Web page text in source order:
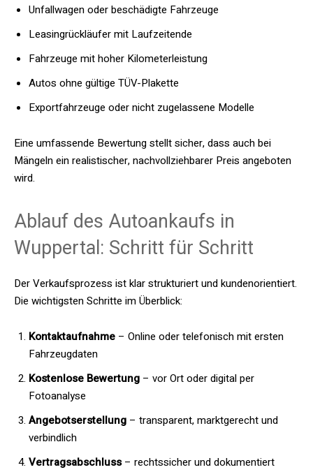
Unfallwagen oder beschädigte Fahrzeuge
Leasingrückläufer mit Laufzeitende
Fahrzeuge mit hoher Kilometerleistung
Autos ohne gültige TÜV-Plakette
Exportfahrzeuge oder nicht zugelassene Modelle
Eine umfassende Bewertung stellt sicher, dass auch bei
Mängeln ein realistischer, nachvollziehbarer Preis angeboten
wird.
Ablauf des Autoankaufs in
Wuppertal: Schritt für Schritt
Der Verkaufsprozess ist klar strukturiert und kundenorientiert.
Die wichtigsten Schritte im Überblick:
Kontaktaufnahme – Online oder telefonisch mit ersten
Fahrzeugdaten
Kostenlose Bewertung – vor Ort oder digital per
Fotoanalyse
Angebotserstellung – transparent, marktgerecht und
verbindlich
Vertragsabschluss– rechtssicher und dokumentiert